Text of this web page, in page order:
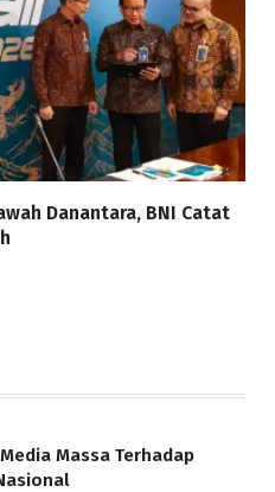
Danantara, BNI Catat
Massa Terhadap